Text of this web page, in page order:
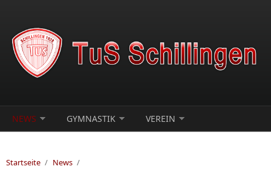
NEWS GYMNASTIK VEREIN
Startseite / News /